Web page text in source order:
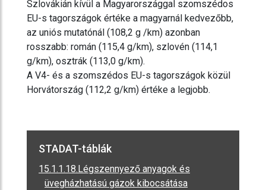
Szlovákián kívül a Magyarországgal szomszédos
EU-s tagországok értéke a magyarnál kedvezőbb,
az uniós mutatónál (108,2 g /km) azonban
rosszabb: román (115,4 g/km), szlovén (114,1
g/km), osztrák (113,0 g/km).
A V4- és a szomszédos EU-s tagországok közül
Horvátország (112,2 g/km) értéke a legjobb.
STADAT-táblák
15.1.1.18.Légszennyező anyagok és
üvegházhatású gázok kibocsátása